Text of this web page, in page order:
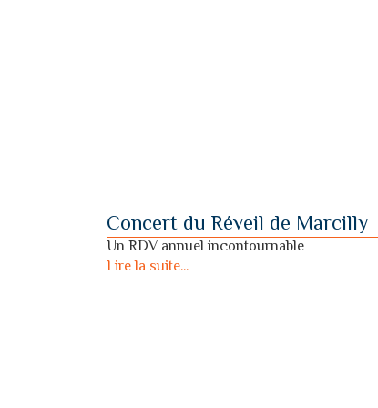
Concert du Réveil de Marcilly
Un RDV annuel incontournable
Lire la suite...